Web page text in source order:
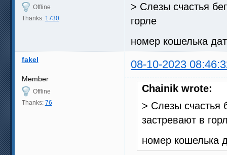
Offline
Thanks: 1730
> Слезы счастья
горле
номер кошелька
fakel 08-10-2023
Member
Offline
Thanks: 76
Chainik wrote:
> Слезы счастья
застревают в
номер кошелька